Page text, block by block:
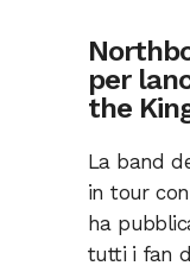
per
the
La band
in tour
ha
tutti i fan